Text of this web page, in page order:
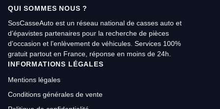
QUI SOMMES NOUS ?
SosCasseAuto est un réseau national de casses auto et
d’épavistes partenaires pour la recherche de pièces
d’occasion et l’enlèvement de véhicules. Services 100%
gratuit partout en France, réponse en moins de 24h.
INFORMATIONS LÉGALES
Mentions légales
Conditions générales de vente